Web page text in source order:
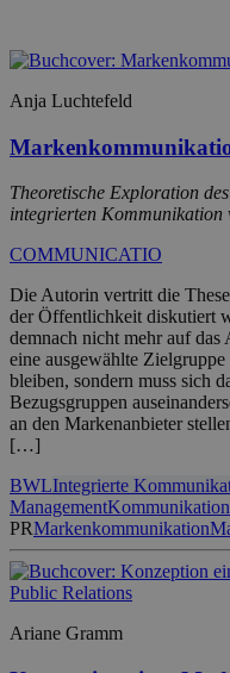
Anja Luchtefeld
Theoretische Exploration
integrierten Kommunikation
COMMUNICATIO
Die Autorin vertritt die
der Öffentlichkeit diskutiert
demnach nicht mehr auf das
eine ausgewählte
bleiben, sondern muss sich
Bezugsgruppen
an den Markenanbieter
[…]
BWLIntegrierte
Management
PRMarkenkommunikation
Ariane Gramm